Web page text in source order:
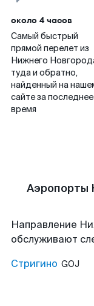
около 4 часов
Самый быстрый
прямой перелет из
Нижнего
туда и обратно,
найденный на
сайте за последнее
время
Аэропорты
Направление
обслуживают
Стригино GOJ